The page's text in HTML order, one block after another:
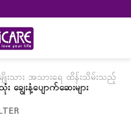
းသား အသားရေ ထိန်းသိမ်းသည့်
ချွေးနံ့ပျောက်ဆေးများ